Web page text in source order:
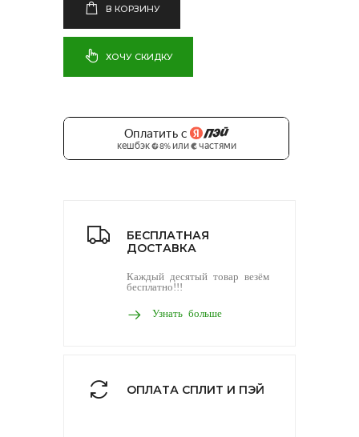
В КОРЗИНУ
ХОЧУ СКИДКУ
БЕСПЛАТНАЯ
ДОСТАВКА
Каждый десятый товар везём
бесплатно!!!
Узнать больше
ОПЛАТА СПЛИТ И ПЭЙ